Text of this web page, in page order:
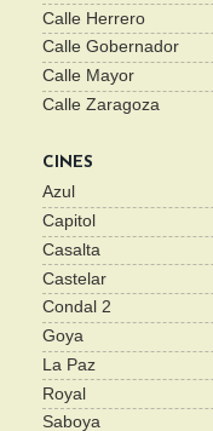
Calle Herrero
Calle Gobernador
Calle Mayor
Calle Zaragoza
CINES
Azul
Capitol
Casalta
Castelar
Condal 2
Goya
La Paz
Royal
Saboya